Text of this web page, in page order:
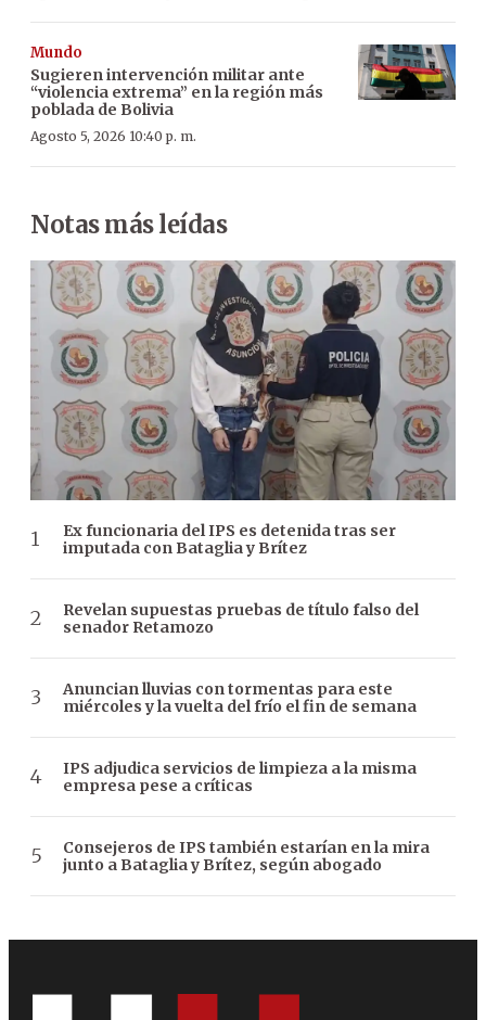
Mundo
Sugieren intervención militar ante
“violencia extrema” en la región más
poblada de Bolivia
Agosto 5, 2026 10:40 p. m.
Notas más leídas
Ex funcionaria del IPS es detenida tras ser
imputada con Bataglia y Brítez
Revelan supuestas pruebas de título falso del
senador Retamozo
Anuncian lluvias con tormentas para este
miércoles y la vuelta del frío el fin de semana
IPS adjudica servicios de limpieza a la misma
empresa pese a críticas
Consejeros de IPS también estarían en la mira
junto a Bataglia y Brítez, según abogado